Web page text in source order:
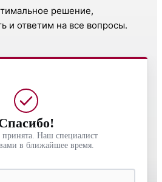
решение,
и ответим на все вопросы.
принята. Наш специалист
в ближайшее время.